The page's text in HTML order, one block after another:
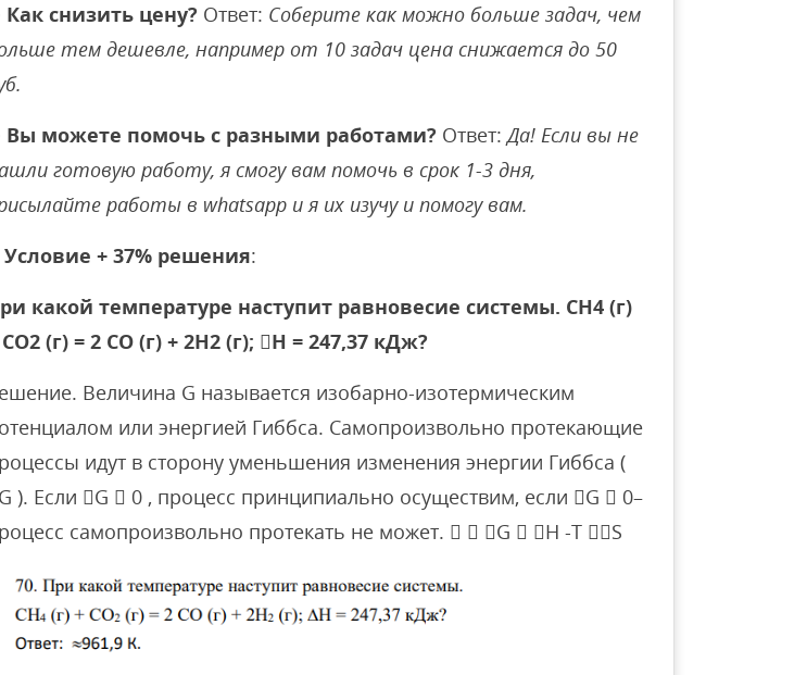
Как снизить цену? Ответ: Соберите как можно больше задач, чем
тем дешевле, например от 10 задач цена снижается до 50
Вы можете помочь с разными работами? Ответ:Да! Если вы не
готовую работу, я смогу вам помочь в срок 1-3 дня,
работы в whatsapp и я их изучу и помогу вам.
Условие + 37% решения:
какой температуре наступит равновесие системы. СН4 (г)
(г) = 2 СО (г) + 2Н2 (г); Н = 247,37 кДж?
Величина G называется изобарно-изотермическим
или энергией Гиббса. Самопроизвольно протекающие
идут в сторону уменьшения изменения энергии Гиббса (
). Если G  0 , процесс принципиально осуществим, если G  0–
самопроизвольно протекать не может.   G  H -T S